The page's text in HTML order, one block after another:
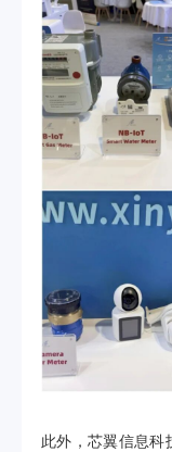
此外，芯翼信息科